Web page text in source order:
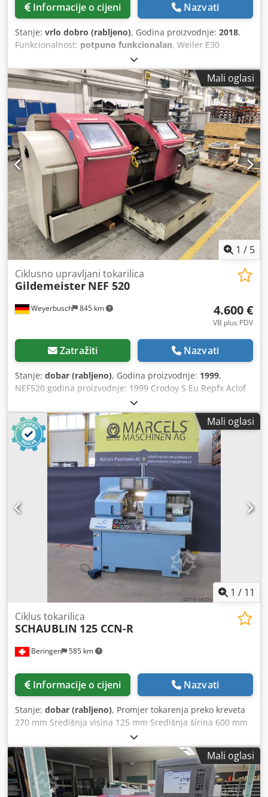
Informacije o cijeni Nazvati
Stanje: vrlo dobro (rabljeno), Godina proizvodnje: 2018,
Funkcionalnost: potpuno funkcionalan, Weiler E30
precizni tokarski stroj Proizvođač: Weiler Tip: E30 Godina
proizvodnje: 2018 Stanje: rabljeno, pod naponom,
spremno za demonstraciju Radnih sati: 8.500 h Isporuka
uključuje: - Dokumentacija - Strojne noge - Sustav za
hlađenje Codpfxjy Uzgbe Aclerf - Strojna lampa -
Tročeljusna stezna glava - Revolverska glava za alate s 8
pozicija
Mali oglasi
1 / 5
Weyerbusch 845 km
Ciklusno upravljani tokarilica
Gildemeister NEF 520
4.600 €
VB plus PDV
Zatražiti Nazvati
Stanje: dobar (rabljeno), Godina proizvodnje: 1999,
NEF520 godina proizvodnje: 1999 Crodoy S Eu Repfx Aclof
Mali oglasi
1 / 11
Beringen 585 km
Ciklus tokarilica
SCHAUBLIN 125 CCN-R
Informacije o cijeni Nazvati
Stanje: dobar (rabljeno), Promjer tokarenja preko kreveta
270 mm Središnja visina 125 mm Središnja širina 600 mm
Credstwpyaopfx Acljf Broj okretaja vretena 30-5000 o/min
Kontrola: FANUC 18i Manual Guide razni dodaci MARCEL'S
MACHINES CH
Mali oglasi